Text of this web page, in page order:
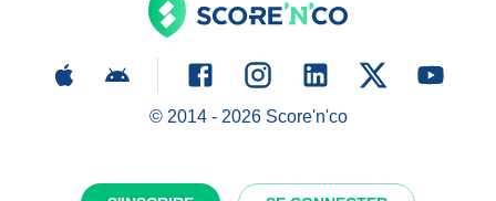
© 2014 - 2026Score'n'co